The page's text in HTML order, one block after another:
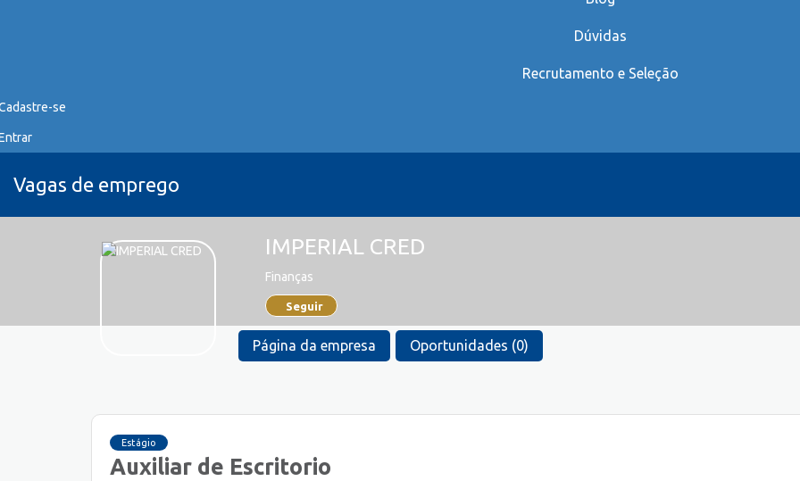
Dúvidas
Recrutamento e Seleção
se
Vagas de emprego
IMPERIAL CRED
Finanças
Seguir
Página da empresa Oportunidades (0)
Estágio
Auxiliar de Escritorio